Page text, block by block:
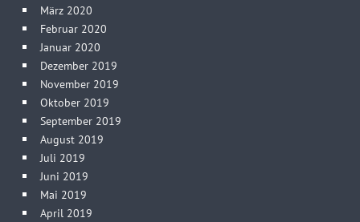
März 2020
Februar 2020
Januar 2020
Dezember 2019
November 2019
Oktober 2019
September 2019
August 2019
Juli 2019
Juni 2019
Mai 2019
April 2019